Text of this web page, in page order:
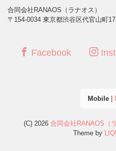
合同会社RANAOS（ラナオス）
〒154-0034 東京都渋谷区代官山町
Facebook
Mobile|
(C) 2026 合同会社RANAOS（
Theme by